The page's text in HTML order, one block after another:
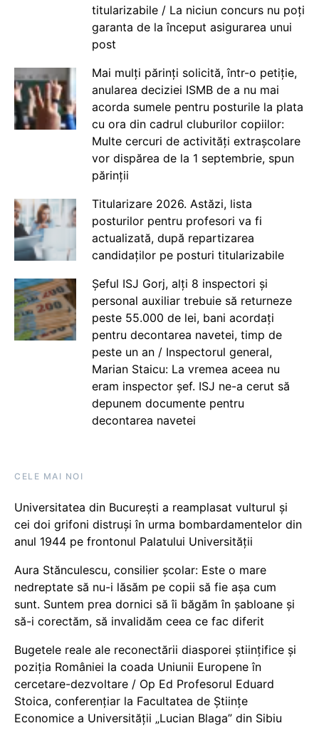
titularizabile / La niciun concurs nu poți
garanta de la început asigurarea unui
post
Mai mulți părinți solicită, într-o petiție,
anularea deciziei ISMB de a nu mai
acorda sumele pentru posturile la plata
cu ora din cadrul cluburilor copiilor:
Multe cercuri de activități extrașcolare
vor dispărea de la 1 septembrie, spun
părinții
Titularizare 2026. Astăzi, lista
posturilor pentru profesori va fi
actualizată, după repartizarea
candidaților pe posturi titularizabile
Șeful ISJ Gorj, alți 8 inspectori și
personal auxiliar trebuie să returneze
peste 55.000 de lei, bani acordați
pentru decontarea navetei, timp de
peste un an / Inspectorul general,
Marian Staicu: La vremea aceea nu
eram inspector șef. ISJ ne-a cerut să
depunem documente pentru
decontarea navetei
CELE MAI NOI
Universitatea din București a reamplasat vulturul și
cei doi grifoni distruși în urma bombardamentelor din
anul 1944 pe frontonul Palatului Universității
Aura Stănculescu, consilier școlar: Este o mare
nedreptate să nu-i lăsăm pe copii să fie așa cum
sunt. Suntem prea dornici să îi băgăm în șabloane și
să-i corectăm, să invalidăm ceea ce fac diferit
Bugetele reale ale reconectării diasporei științifice și
poziția României la coada Uniunii Europene în
cercetare-dezvoltare / Op Ed Profesorul Eduard
Stoica, conferențiar la Facultatea de Științe
Economice a Universității „Lucian Blaga” din Sibiu